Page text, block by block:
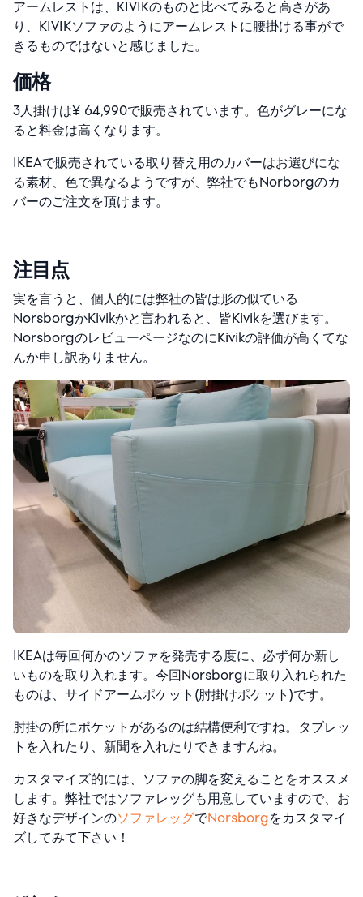
アームレストは、KIVIKのものと比べてみると高さがあ
り、KIVIKソファのようにアームレストに腰掛ける事がで
きるものではないと感じました。
価格
3人掛けは¥ 64,990で販売されています。色がグレーにな
ると料金は高くなります。
IKEAで販売されている取り替え用のカバーはお選びにな
る素材、色で異なるようですが、弊社でもNorborgのカ
バーのご注文を頂けます。
注目点
実を言うと、個人的には弊社の皆は形の似ている
NorsborgかKivikかと言われると、皆Kivikを選びます。
NorsborgのレビューページなのにKivikの評価が高くてな
んか申し訳ありません。
IKEAは毎回何かのソファを発売する度に、必ず何か新し
いものを取り入れます。今回Norsborgに取り入れられた
ものは、サイドアームポケット(肘掛けポケット)です。
肘掛の所にポケットがあるのは結構便利ですね。タブレッ
トを入れたり、新聞を入れたりできますんね。
カスタマイズ的には、ソファの脚を変えることをオススメ
します。弊社ではソファレッグも用意していますので、お
好きなデザインのソファレッグでNorsborgをカスタマイ
ズしてみて下さい！